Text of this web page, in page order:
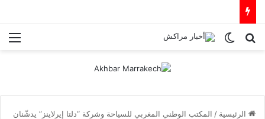
بحث عنالوضع المظلم
الرئيسية / المكتب الوطني المغربي للسياحة وشركة “دلتا إيرلاينز” يدشّنان